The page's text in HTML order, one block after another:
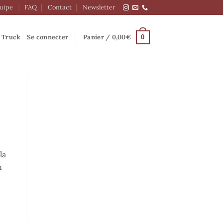
FAQ Contact Newsletter
Truck Se connecter Panier / 0,00€ 0